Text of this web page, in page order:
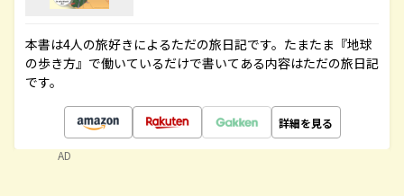
本書は4人の旅好きによるただの旅日記です。たまたま『地球
の歩き方』で働いているだけで書いてある内容はただの旅日記
です。
詳細を見る
AD